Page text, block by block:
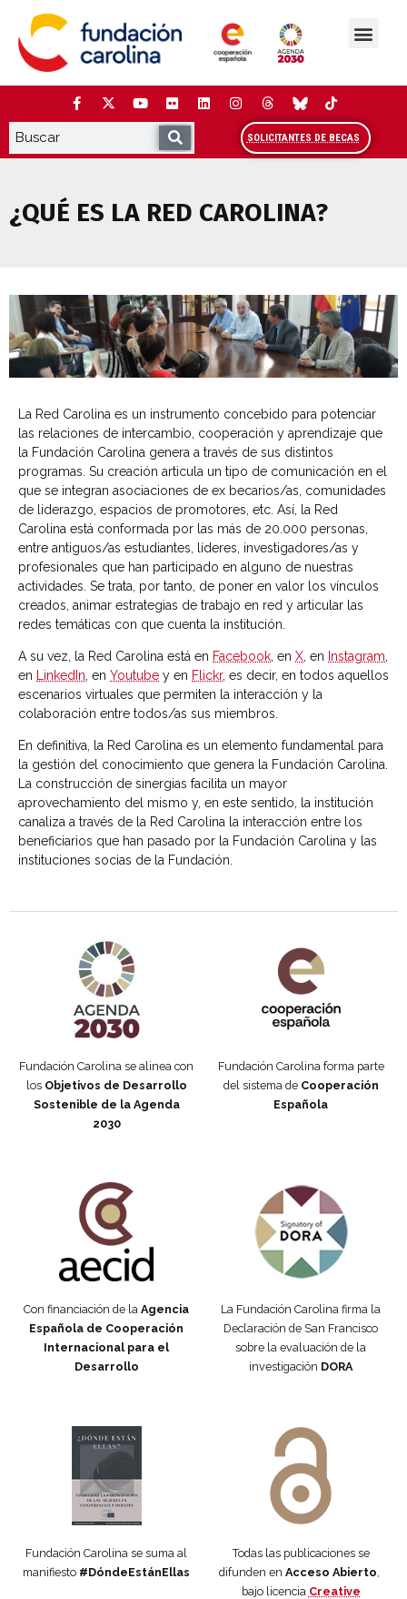
contenido
SOLICITANTES DE BECAS
¿QUÉ ES LA RED CAROLINA?
La Red Carolina es un instrumento concebido para potenciar
las relaciones de intercambio, cooperación y aprendizaje que
la Fundación Carolina genera a través de sus distintos
programas. Su creación articula un tipo de comunicación en el
que se integran asociaciones de ex becarios/as, comunidades
de liderazgo, espacios de promotores, etc. Así, la Red
Carolina está conformada por las más de 20.000 personas,
entre antiguos/as estudiantes, líderes, investigadores/as y
profesionales que han participado en alguno de nuestras
actividades. Se trata, por tanto, de poner en valor los vínculos
creados, animar estrategias de trabajo en red y articular las
redes temáticas con que cuenta la institución.
A su vez, la Red Carolina está en Facebook , en X , en Instagram
en
LinkedIn , en Youtube y en Flickr, es decir, en todos aquellos
escenarios virtuales que permiten la interacción y la
colaboración entre todos/as sus miembros.
En definitiva, la Red Carolina es un elemento fundamental para
la gestión del conocimiento que genera la Fundación Carolina.
La construcción de sinergias facilita un mayor
aprovechamiento del mismo y, en este sentido, la institución
canaliza a través de la Red Carolina la interacción entre los
beneficiarios que han pasado por la Fundación Carolina y las
instituciones socias de la Fundación.
Fundación Carolina se alinea con
los Objetivos de Desarrollo
Sostenible de la Agenda
2030
Fundación Carolina forma parte
del sistema de Cooperación
Española
Con financiación de la Agencia
Española de Cooperación
Internacional para el
Desarrollo
La Fundación Carolina firma la
Declaración de San Francisco
sobre la evaluación de la
investigación DORA
Fundación Carolina se suma al
manifiesto #DóndeEstánEllas
Todas las publicaciones se
difunden en Acceso Abierto
bajo licencia Creative